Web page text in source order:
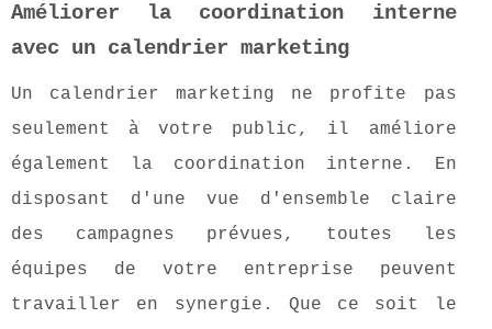
Améliorer la coordination interne
avec un calendrier marketing
Un calendrier marketing ne profite pas
seulement à votre public, il améliore
également la coordination interne. En
disposant d'une vue d'ensemble claire
des campagnes prévues, toutes les
équipes de votre entreprise peuvent
travailler en synergie. Que ce soit le